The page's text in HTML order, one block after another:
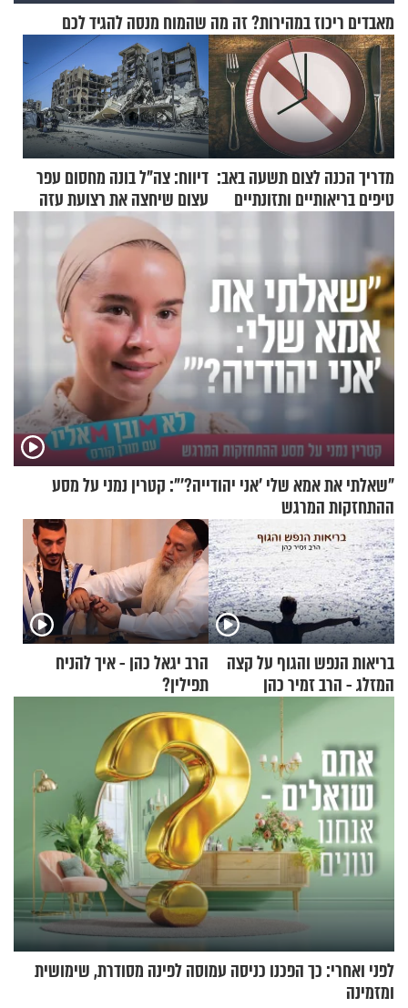
מאבדים ריכוז במהירות? זה מה שהמוח מנסה להגיד לכם
מדריך הכנה לצום תשעה באב:
טיפים בריאותיים ותזונתיים
דיווח: צה"ל בונה מחסום עפר
עצום שיחצה את רצועת עזה
"שאלתי את אמא שלי 'אני יהודייה?'": קטרין נמני על מסע
ההתחזקות המרגש
בריאות הנפש והגוף על קצה
המזלג - הרב זמיר כהן
הרב יגאל כהן - איך להניח
תפילין?
לפני ואחרי: כך הפכנו כניסה עמוסה לפינה מסודרת, שימושית
ומזמינה